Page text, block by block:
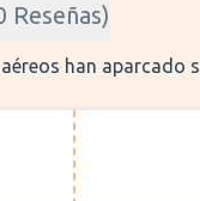
Reseñas)
han aparcado